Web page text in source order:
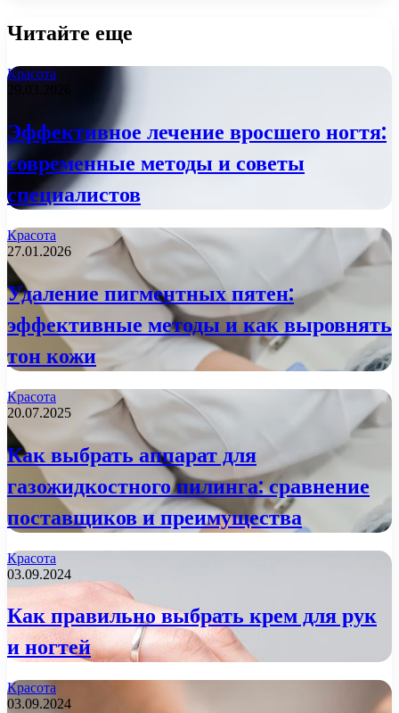
Читайте еще
Красота
Эффективное лечение вросшего ногтя:
современные методы и советы
специалистов
Красота
27.01.2026
Удаление пигментных пятен:
эффективные методы и как выровнять
тон кожи
Красота
20.07.2025
Как выбрать аппарат для
газожидкостного пилинга: сравнение
поставщиков и преимущества
Красота
03.09.2024
Как правильно выбрать крем для рук
и ногтей
Красота
03.09.2024